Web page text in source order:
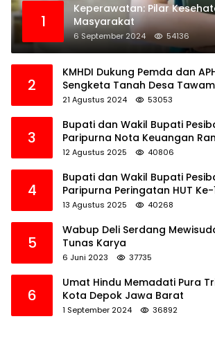
1
Keperawatan: Pilar
Masyarakat
6 September 2024 54136
2
KMHDI Dukung Pemda dan
Sengketa Tanah Desa
21 Agustus 2024 53053
3
Bupati dan Wakil Bupati
Paripurna Nota Keuangan
Perubahan TA 2025
12 Agustus 2025 40806
4
Bupati dan Wakil Bupati
Paripurna Peringatan HUT Ke-
13 Agustus 2025 40268
5
Wabup Deli Serdang
Tunas Karya
6 Juni 2023 37735
6
Umat Hindu Memadati Pura
Kota Depok Jawa Barat
1 September 2024 36892